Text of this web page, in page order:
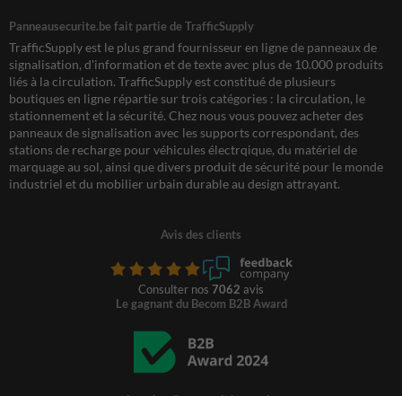
Panneausecurite.be fait partie de TrafficSupply
TrafficSupply est le plus grand fournisseur en ligne de panneaux de
signalisation, d'information et de texte avec plus de 10.000 produits
liés à la circulation. TrafficSupply est constitué de plusieurs
boutiques en ligne répartie sur trois catégories : la circulation, le
stationnement et la sécurité. Chez nous vous pouvez acheter des
panneaux de signalisation avec les supports correspondant, des
stations de recharge pour véhicules électrqique, du matériel de
marquage au sol, ainsi que divers produit de sécurité pour le monde
industriel et du mobilier urbain durable au design attrayant.
Avis des clients
Consulter nos 7062 avis
Le gagnant du Becom B2B Award